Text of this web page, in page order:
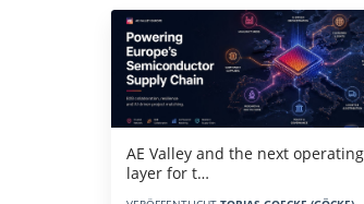
AE Valley and the next operating
layer for t…